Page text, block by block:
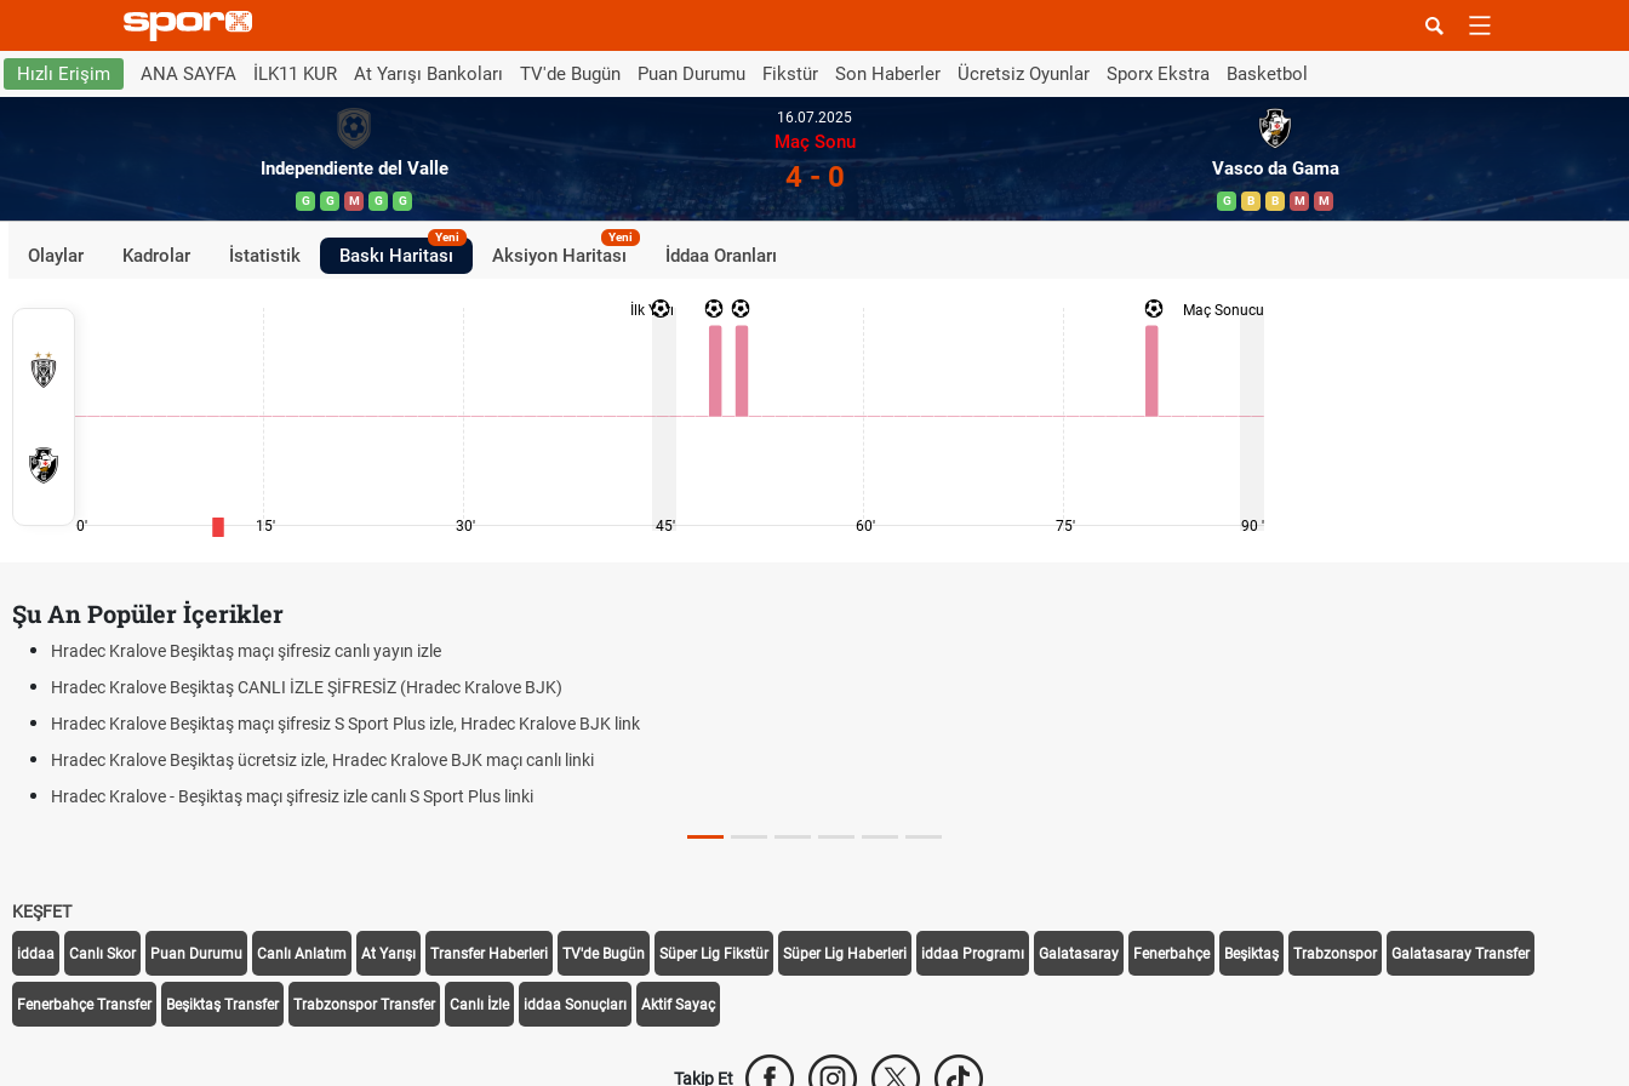
Hızlı Erişim ANA SAYFA İLK11 KUR At Yarışı Bankoları TV'de Bugün Puan Durumu Fikstür Son Haberler Ücretsiz Oyunlar Sporx Ekstra Basketbol
Independiente del Valle
G G M G G
16.07.2025
Maç Sonu
4 - 0 Vasco da Gama
G B B M M
Olaylar Kadrolar İstatistik Baskı Haritası
Yeni
Aksiyon Haritası
Yeni
İddaa Oranları
0' 15' 30'
İlk Yarı
45' 60' 75'
Maç Sonucu
90 '
Şu An Popüler İçerikler
Hradec Kralove Beşiktaş maçı şifresiz canlı yayın izle
Hradec Kralove Beşiktaş CANLI İZLE ŞİFRESİZ (Hradec Kralove BJK)
Hradec Kralove Beşiktaş maçı şifresiz S Sport Plus izle, Hradec Kralove BJK link
Hradec Kralove Beşiktaş ücretsiz izle, Hradec Kralove BJK maçı canlı linki
Hradec Kralove - Beşiktaş maçı şifresiz izle canlı S Sport Plus linki
KEŞFET
iddaa Canlı Skor Puan Durumu Canlı Anlatım At Yarışı Transfer Haberleri TV'de Bugün Süper Lig Fikstür Süper Lig Haberleri iddaa Programı Galatasaray Fenerbahçe Beşiktaş Trabzonspor Galatasaray Transfer
Fenerbahçe Transfer Beşiktaş Transfer Trabzonspor Transfer Canlı İzle iddaa Sonuçları Aktif Sayaç
Takip Et